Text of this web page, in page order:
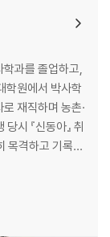
조치 9호 시대 /
민운동
두환 신군부정권 /
과를 졸업하고,
학원에서 박사학
재직하며 농촌·
시 『신동아』 취
목격하고 기록했
제연구소 이사
원 등을 역임